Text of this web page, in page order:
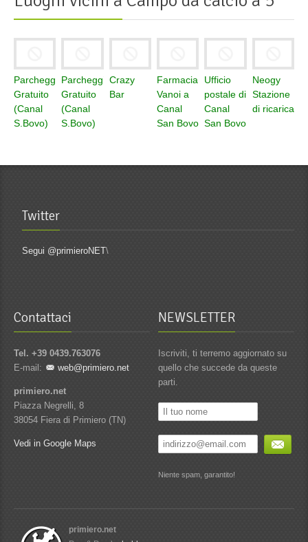
Parcheggio
Gratuito
(Canal
S.Bovo)
Parcheggio
Gratuito
(Canal
S.Bovo)
Crazy
Bar
Farmacia
Vanoi a
Canal
San Bovo
Ufficio
postale di
Canal
San Bovo
Neogy
Stazione
di ricarica
Twitter
Segui @primieroNET\
Contattaci
Tel. +39 0439.763076
E-mail:
web@primiero.net
primiero.net
Piazza Negrelli, 8
38054 Fiera di Primiero (TN)
Vedi in Google Maps
NEWSLETTER
Iscriviti, ti terremo aggiornato su
quello che succede da queste
parti.
Niente spam, garantito!
primiero.net